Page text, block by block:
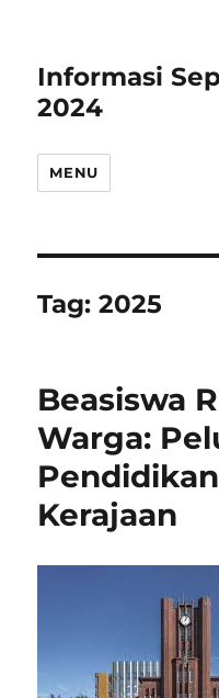
Informasi
2024
MENU
Tag:2025
Beasiswa
Warga:
Kerajaan